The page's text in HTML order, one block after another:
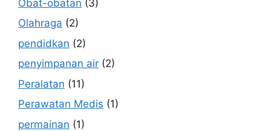
Obat-obatan (3)
Olahraga (2)
pendidkan (2)
penyimpanan air (2)
Peralatan (11)
Perawatan Medis (1)
permainan (1)